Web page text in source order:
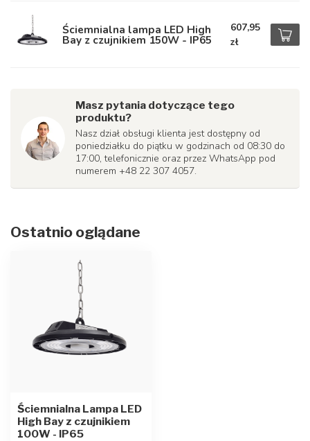
Ściemnialna lampa LED High
Bay z czujnikiem 150W - IP65
607,95
zł
Masz pytania dotyczące tego
produktu?
Nasz dział obsługi klienta jest dostępny od
poniedziałku do piątku w godzinach od 08:30 do
17:00, telefonicznie oraz przez WhatsApp pod
numerem +48 22 307 4057.
Ostatnio oglądane
Ściemnialna Lampa LED
High Bay z czujnikiem
100W - IP65